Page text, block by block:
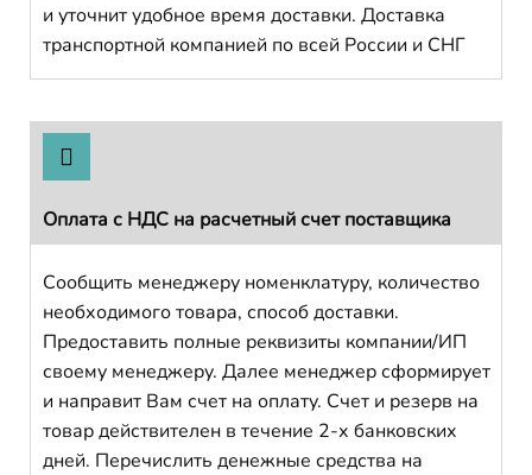
и уточнит удобное время доставки. Доставка
транспортной компанией по всей России и СНГ
Оплата с НДС на расчетный счет поставщика
Сообщить менеджеру номенклатуру, количество
необходимого товара, способ доставки.
Предоставить полные реквизиты компании/ИП
своему менеджеру. Далее менеджер сформирует
и направит Вам счет на оплату. Счет и резерв на
товар действителен в течение 2-х банковских
дней. Перечислить денежные средства на